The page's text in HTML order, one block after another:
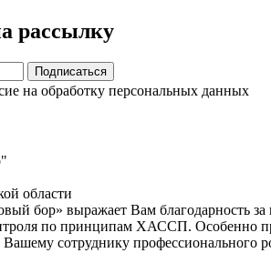
рассылку
Подписаться
на обработку персональных данных
области
бор» выражает Вам благодарность
по принципам ХАССП. Особенно
сотруднику профессионального